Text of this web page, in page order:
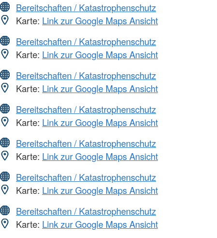
Bereitschaften / Katastrophenschutz
Karte: Link zur Google Maps Ansicht
Bereitschaften / Katastrophenschutz
Karte: Link zur Google Maps Ansicht
Bereitschaften / Katastrophenschutz
Karte: Link zur Google Maps Ansicht
Bereitschaften / Katastrophenschutz
Karte: Link zur Google Maps Ansicht
Bereitschaften / Katastrophenschutz
Karte: Link zur Google Maps Ansicht
Bereitschaften / Katastrophenschutz
Karte: Link zur Google Maps Ansicht
Bereitschaften / Katastrophenschutz
Karte: Link zur Google Maps Ansicht